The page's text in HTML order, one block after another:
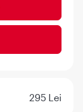
295 Lei